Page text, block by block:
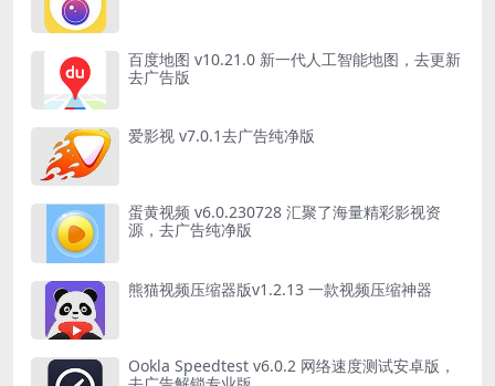
百度地图 v10.21.0 新一代人工智能地图，去更新
去广告版
爱影视 v7.0.1去广告纯净版
蛋黄视频 v6.0.230728 汇聚了海量精彩影视资
源，去广告纯净版
熊猫视频压缩器版v1.2.13 一款视频压缩神器
Ookla Speedtest v6.0.2 网络速度测试安卓版，